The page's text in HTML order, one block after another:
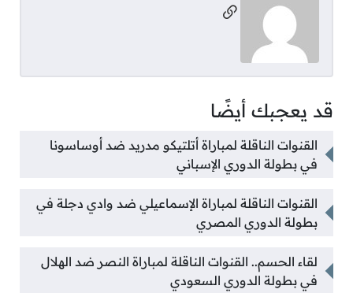
مواقع التواصل
قد يعجبك أيضًا
القنوات الناقلة لمباراة أتلتيكو مدريد ضد أوساسونا
في بطولة الدوري الإسباني
القنوات الناقلة لمباراة الإسماعيلي ضد وادي دجلة في
بطولة الدوري المصري
لقاء الحسم.. القنوات الناقلة لمباراة النصر ضد الهلال
في بطولة الدوري السعودي